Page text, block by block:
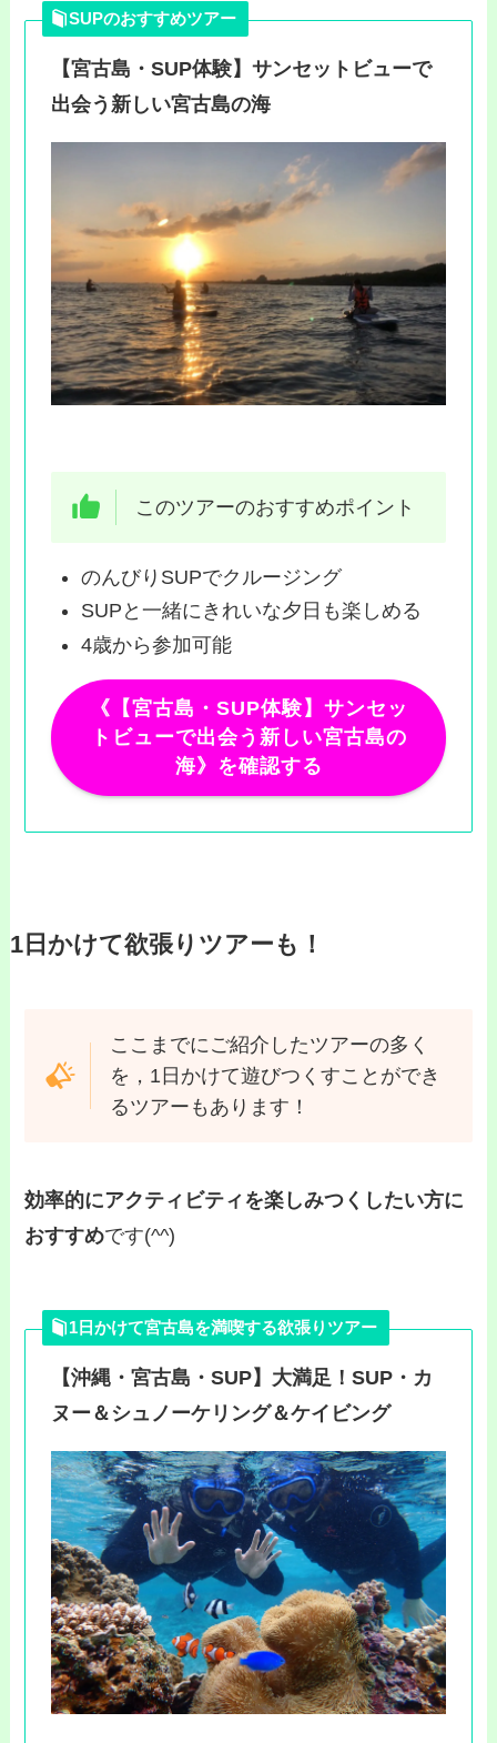
SUPのおすすめツアー
【宮古島・SUP体験】サンセットビューで
出会う新しい宮古島の海
このツアーのおすすめポイント
のんびりSUPでクルージング
SUPと一緒にきれいな夕日も楽しめる
4歳から参加可能
《【宮古島・SUP体験】サンセッ
トビューで出会う新しい宮古島の
海》を確認する
1日かけて欲張りツアーも！
ここまでにご紹介したツアーの多く
を，1日かけて遊びつくすことができ
るツアーもあります！
効率的にアクティビティを楽しみつくしたい方に
おすすめです(^^)
1日かけて宮古島を満喫する欲張りツアー
【沖縄・宮古島・SUP】大満足！SUP・カ
ヌー＆シュノーケリング＆ケイビング